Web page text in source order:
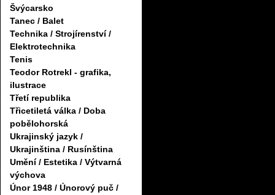
Švýcarsko
Tanec / Balet
Technika / Strojírenství /
Elektrotechnika
Tenis
Teodor Rotrekl - grafika,
ilustrace
Třetí republika
Třicetiletá válka / Doba
pobělohorská
Ukrajinský jazyk /
Ukrajinština / Rusínština
Umění / Estetika / Výtvarná
výchova
Únor 1948 / Únorový puč /